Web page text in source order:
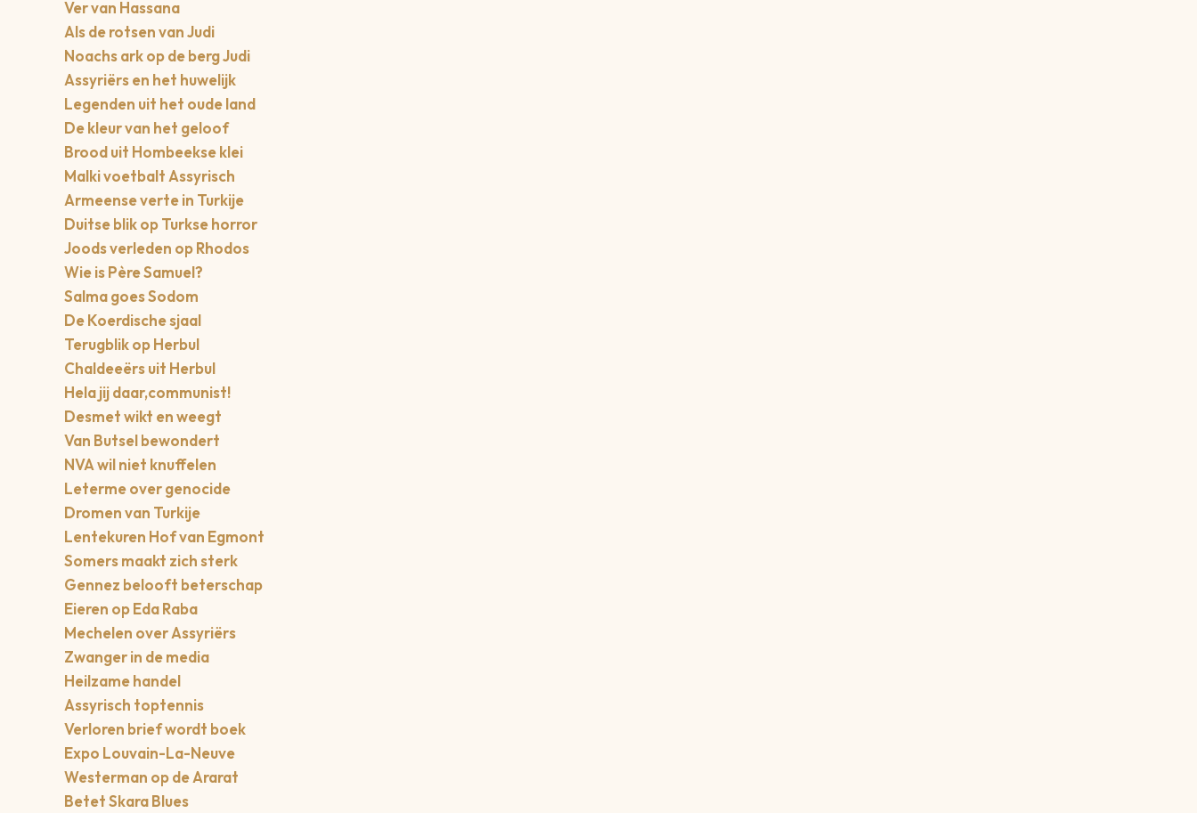
Ver van Hassana
Als de rotsen van Judi
Noachs ark op de berg Judi
Assyriërs en het huwelijk
Legenden uit het oude land
De kleur van het geloof
Brood uit Hombeekse klei
Malki voetbalt Assyrisch
Armeense verte in Turkije
Duitse blik op Turkse horror
Joods verleden op Rhodos
Wie is Père Samuel?
Salma goes Sodom
De Koerdische sjaal
Terugblik op Herbul
Chaldeeërs uit Herbul
Hela jij daar,communist!
Desmet wikt en weegt
Van Butsel bewondert
NVA wil niet knuffelen
Leterme over genocide
Dromen van Turkije
Lentekuren Hof van Egmont
Somers maakt zich sterk
Gennez belooft beterschap
Eieren op Eda Raba
Mechelen over Assyriërs
Zwanger in de media
Heilzame handel
Assyrisch toptennis
Verloren brief wordt boek
Expo Louvain-La-Neuve
Westerman op de Ararat
Betet Skara Blues